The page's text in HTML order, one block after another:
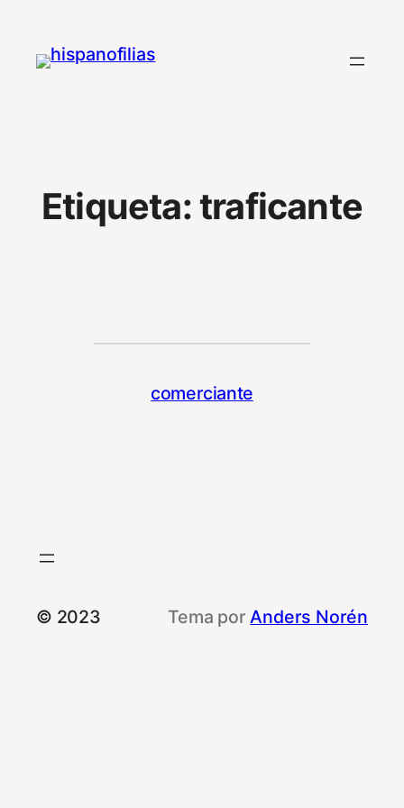
contenido
Etiqueta:traficante
comerciante
© 2023 Tema por Anders Norén